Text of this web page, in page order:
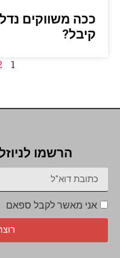
ככה משווקים
קיבל?
1
הרשמו
אני מאשר לקבל ספאם